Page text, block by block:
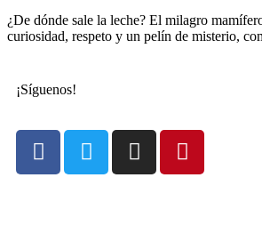
¿De dónde sale la leche? El milagro
curiosidad, respeto y un pelín de misterio,
¡Síguenos!